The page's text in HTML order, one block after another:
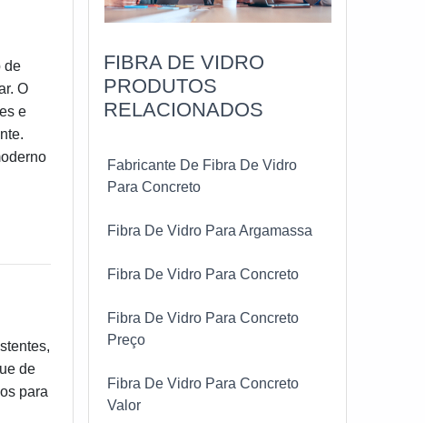
de
O
e
de
para
FIBRA DE VIDRO
PRODUTOS
RELACIONADOS
Fabricante De Fibra De Vidro
Para Concreto
Fibra De Vidro Para Argamassa
Fibra De Vidro Para Concreto
Fibra De Vidro Para Concreto
Preço
Fibra De Vidro Para Concreto
Valor